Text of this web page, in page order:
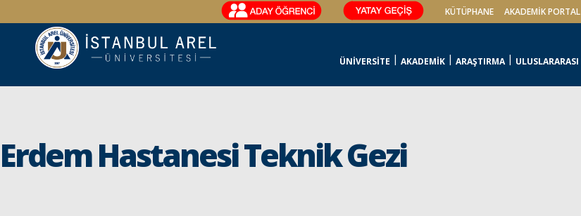
KÜTÜPHANE AKADEMİK PORTAL
ÜNİVERSİTE AKADEMİK ARAŞTIRMA ULUSLARARASI
Erdem Hastanesi Teknik Gezi